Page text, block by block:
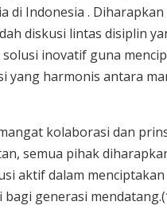
di Indonesia .
diskusi lintas disiplin
inovatif guna
yang harmonis antara
kolaborasi dan
semua pihak
aktif dalam
bagi generasi